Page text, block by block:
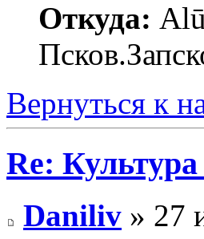
Откуда:
Вернуться к
Re:
Daniliv » 27